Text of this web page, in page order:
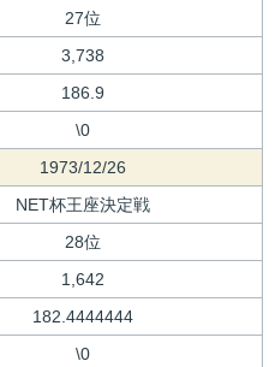
27位
3,738
186.9
\0
1973/12/26
NET杯王座決定戦
28位
1,642
182.4444444
\0